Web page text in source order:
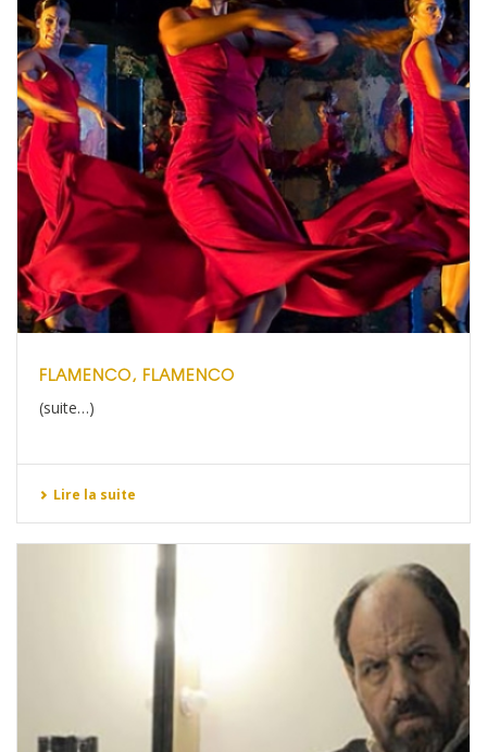
FLAMENCO, FLAMENCO
(suite…)
Lire la suite